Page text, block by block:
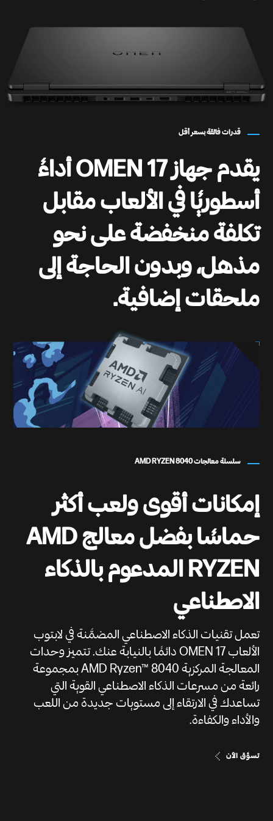
قدرات فائقة بسعر أقل
يقدم جهاز OMEN 17 أداءً
أسطوريًا في الألعاب مقابل
تكلفة منخفضة على نحو
مذهل، وبدون الحاجة إلى
ملحقات إضافية.
سلسلة معالجات AMD RYZEN 8040
إمكانات أقوى ولعب أكثر
حماسًا بفضل معالج AMD
RYZEN المدعوم بالذكاء
الاصطناعي
تعمل تقنيات الذكاء الاصطناعي المضمَّنة في لابتوب
الألعاب OMEN 17 دائمًا بالنيابة عنك. تتميز وحدات
المعالجة المركزية AMD Ryzen™ 8040 بمجموعة
رائعة من مسرعات الذكاء الاصطناعي القوية التي
تساعدك في الارتقاء إلى مستويات جديدة من اللعب
والأداء والكفاءة.
تسوَّق الآن